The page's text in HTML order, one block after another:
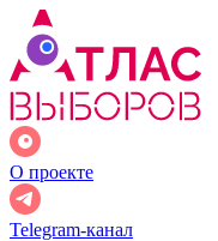
О проекте
Telegram-канал